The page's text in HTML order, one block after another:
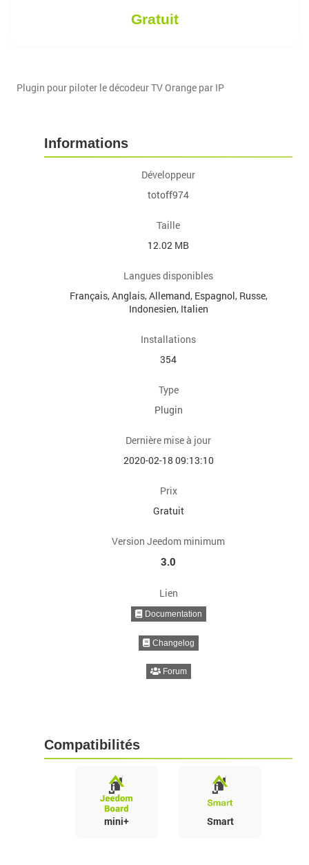
Gratuit
Plugin pour piloter le décodeur TV Orange par IP
Informations
Développeur
totoff974
Taille
12.02 MB
Langues disponibles
Français, Anglais, Allemand, Espagnol, Russe,
Indonesien, Italien
Installations
354
Type
Plugin
Dernière mise à jour
2020-02-18 09:13:10
Prix
Gratuit
Version Jeedom minimum
3.0
Lien
Documentation
Changelog
Forum
Compatibilités
mini+ Smart